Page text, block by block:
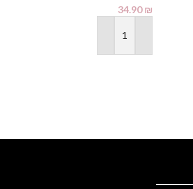
34.90₪
הוספה לסל